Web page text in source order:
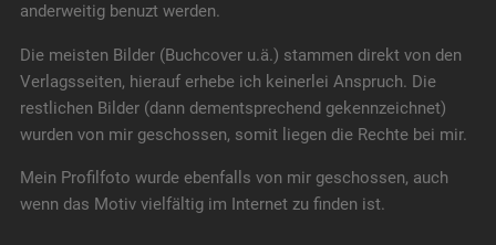
anderweitig benuzt werden.
Die meisten Bilder (Buchcover u.ä.) stammen direkt von den
Verlagsseiten, hierauf erhebe ich keinerlei Anspruch. Die
restlichen Bilder (dann dementsprechend gekennzeichnet)
wurden von mir geschossen, somit liegen die Rechte bei mir.
Mein Profilfoto wurde ebenfalls von mir geschossen, auch
wenn das Motiv vielfältig im Internet zu finden ist.